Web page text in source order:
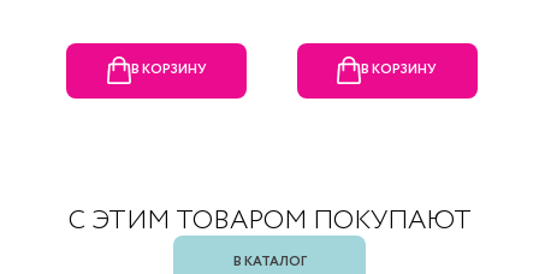
В КОРЗИНУ В КОРЗИНУ
С ЭТИМ ТОВАРОМ ПОКУПАЮТ
В КАТАЛОГ